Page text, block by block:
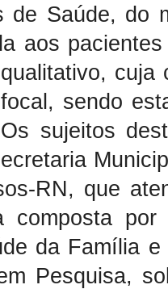
de Saúde, do
aos
cuja
sendo
sujeitos
RN, que
composta
da Família
Pesquisa,